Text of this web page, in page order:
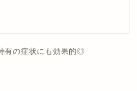
有の症状にも効果的◎